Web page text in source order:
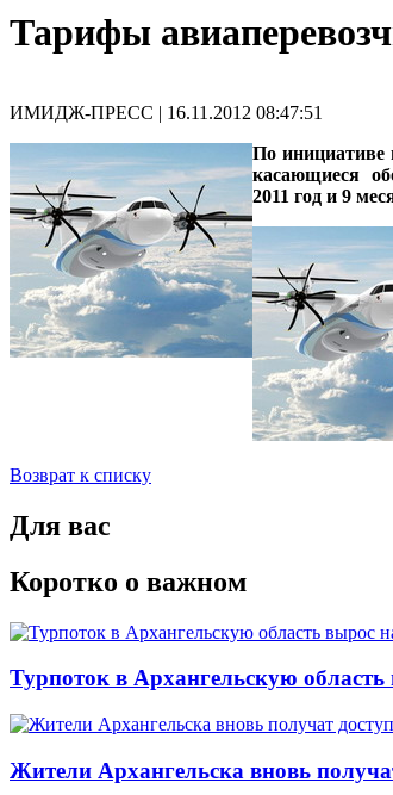
Тарифы
ИМИДЖ-ПРЕСС | 16.11.2012 08:47:51
По инициативе
касающиеся
2011 год и 9
Возврат к списку
Для вас
Коротко о важном
Турпоток в Архангельскую
Жители Архангельска вновь